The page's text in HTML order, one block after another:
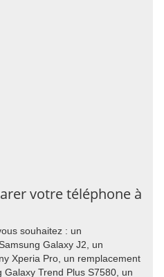
votre téléphone à
souhaitez : un
Galaxy J2, un
Xperia Pro, un remplacement
Trend Plus S7580, un